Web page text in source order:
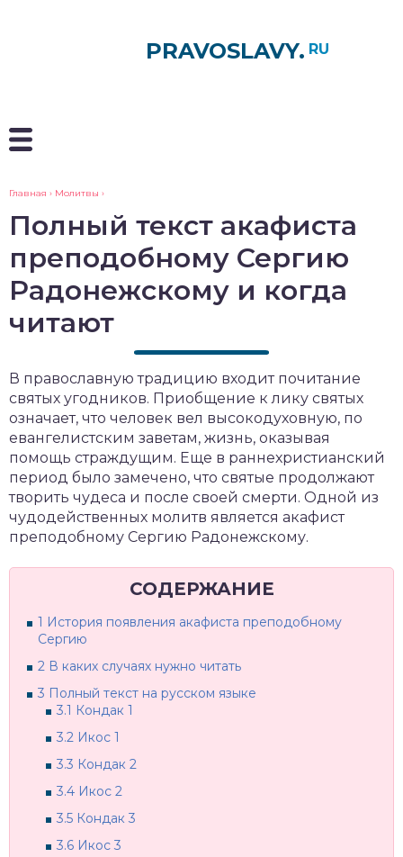
PRAVOSLAVY. RU
Главная › Молитвы ›
Полный текст акафиста
преподобному Сергию
Радонежскому и когда
читают
В православную традицию входит почитание
святых угодников. Приобщение к лику святых
означает, что человек вел высокодуховную, по
евангелистским заветам, жизнь, оказывая
помощь страждущим. Еще в раннехристианский
период было замечено, что святые продолжают
творить чудеса и после своей смерти. Одной из
чудодейственных молитв является акафист
преподобному Сергию Радонежскому.
СОДЕРЖАНИЕ
1 История появления акафиста преподобному
Сергию
2 В каких случаях нужно читать
3 Полный текст на русском языке
3.1 Кондак 1
3.2 Икос 1
3.3 Кондак 2
3.4 Икос 2
3.5 Кондак 3
3.6 Икос 3